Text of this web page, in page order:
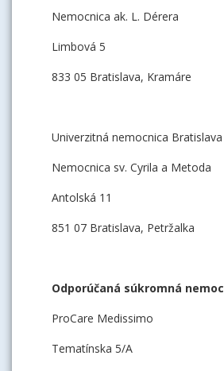
Nemocnica ak. L. Dérera
Limbová 5
833 05 Bratislava, Kramáre
Univerzitná nemocnica Bratislava
Nemocnica sv. Cyrila a Metoda
Antolská 11
851 07 Bratislava, Petržalka
Odporúčaná súkromná
ProCare Medissimo
Tematínska 5/A